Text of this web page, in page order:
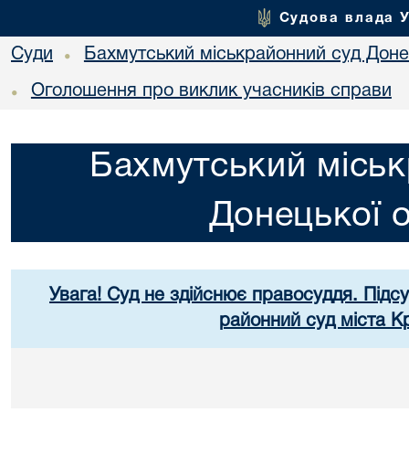
Судова влада
Суди • Бахмутський міськрайонний суд
• Оголошення про виклик учасників справи
Бахмутський
Донецької
Увага! Суд не здійснює правосуддя.
районний суд міста